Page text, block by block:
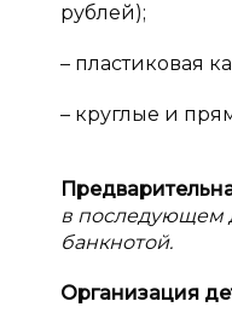
рублей);
– пластиковая
– круглые и
в последующем
банкнотой.
Организация